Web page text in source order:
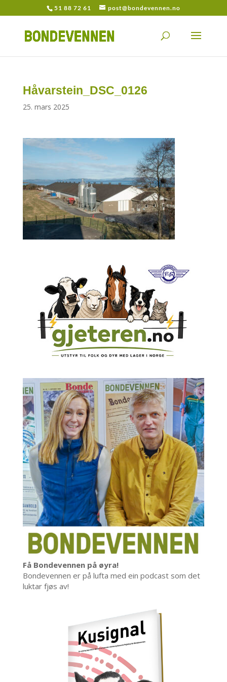
51 88 72 61 post@bondevennen.no
Håvarstein_DSC_0126
25. mars 2025
Få Bondevennen på øyra!
Bondevennen er på lufta med ein podcast som det
luktar fjøs av!